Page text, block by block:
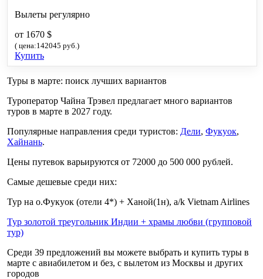
Вылеты регулярно
от 1670 $
( цена:142045 руб.)
Купить
Туры в марте: поиск лучших вариантов
Туроператор Чайна Трэвел предлагает много вариантов
туров в марте в 2027 году.
Популярные направления среди туристов: Дели, Фукуок,
Хайнань.
Цены путевок варьируются от 72000 до 500 000 рублей.
Самые дешевые среди них:
Тур на о.Фукуок (отели 4*) + Ханой(1н), a/k Vietnam Airlines
Тур золотой треугольник Индии + храмы любви (групповой
тур)
Среди 39 предложений вы можете выбрать и купить туры в
марте с авиабилетом и без, с вылетом из Москвы и других
городов